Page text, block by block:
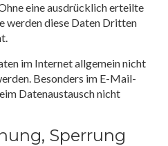
eine ausdrücklich erteilte
werden diese Daten Dritten
im Internet allgemein nicht
Besonders im E-Mail-
Datenaustausch nicht
Sperrung